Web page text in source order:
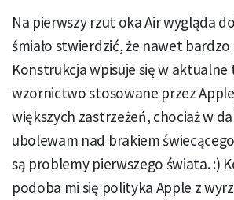
Na pierwszy rzut oka Air wygląda
śmiało stwierdzić, że nawet
Konstrukcja wpisuje się w aktualne
wzornictwo stosowane przez
większych zastrzeżeń, chociaż w
ubolewam nad brakiem
są problemy pierwszego świata. :)
podoba mi się polityka Apple z